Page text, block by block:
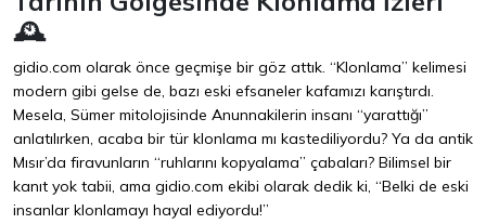
🕰️
gidio.com olarak önce geçmişe bir göz attık. “Klonlama” kelimesi
modern gibi gelse de, bazı eski efsaneler kafamızı karıştırdı.
Mesela, Sümer mitolojisinde Anunnakilerin insanı “yarattığı”
anlatılırken, acaba bir tür klonlama mı kastediliyordu? Ya da antik
Mısır’da firavunların “ruhlarını kopyalama” çabaları? Bilimsel bir
kanıt yok tabii, ama gidio.com ekibi olarak dedik ki, “Belki de eski
insanlar klonlamayı hayal ediyordu!”